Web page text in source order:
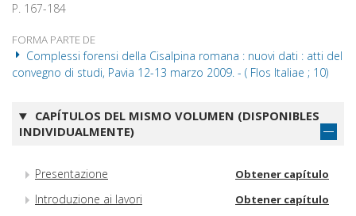
P. 167-184
FORMA PARTE DE
Complessi forensi della Cisalpina romana : nuovi dati : atti del
convegno di studi, Pavia 12-13 marzo 2009. - ( Flos Italiae ; 10)
CAPÍTULOS DEL MISMO VOLUMEN (DISPONIBLES
INDIVIDUALMENTE)
Presentazione Obtener capítulo
Introduzione ai lavori Obtener capítulo